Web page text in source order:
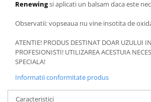
Renewingsi aplicati un balsam daca este
Observatii: vopseaua nu vine insotita de
ATENTIE! PRODUS DESTINAT DOAR UZULUI
PROFESIONISTI! UTILIZAREA ACESTUIA
SPECIALA!
Informatii conformitate produs
Caracteristici